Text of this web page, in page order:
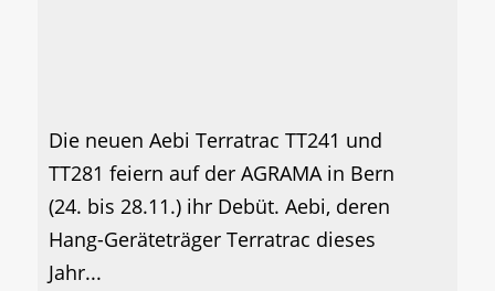
Die neuen Aebi Terratrac TT241 und
TT281 feiern auf der AGRAMA in Bern
(24. bis 28.11.) ihr Debüt. Aebi, deren
Hang-Geräteträger Terratrac dieses
Jahr...